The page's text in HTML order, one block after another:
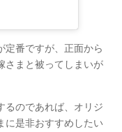
定番ですが、正面から
さまと被ってしまいが
るのであれば、オリジ
に是非おすすめしたい